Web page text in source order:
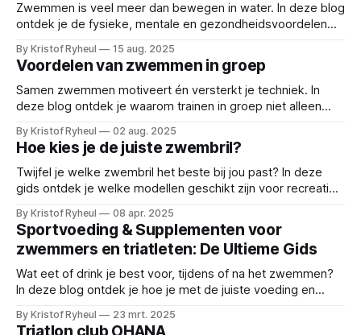
Zwemmen is veel meer dan bewegen in water. In deze blog
ontdek je de fysieke, mentale en gezondheidsvoordelen
jong en oud, ongeacht niveau of conditie.
By Kristof Ryheul 15 aug. 2025
Voordelen van zwemmen in groep
Samen zwemmen motiveert én versterkt je techniek. In
deze blog ontdek je waarom trainen in groep niet alleen
zwemplezier.
By Kristof Ryheul 02 aug. 2025
Hoe kies je de juiste zwembril?
Twijfel je welke zwembril het beste bij jou past? In deze
gids ontdek je welke modellen geschikt zijn voor recreatief
handig overzicht van onze favoriete zwembrillen.
By Kristof Ryheul 08 apr. 2025
Sportvoeding & Supplementen voor
zwemmers en triatleten: De Ultieme Gids
Wat eet of drink je best voor, tijdens of na het zwemmen?
In deze blog ontdek je hoe je met de juiste voeding en
timing, herstel en veelgemaakte fouten.
By Kristof Ryheul 23 mrt. 2025